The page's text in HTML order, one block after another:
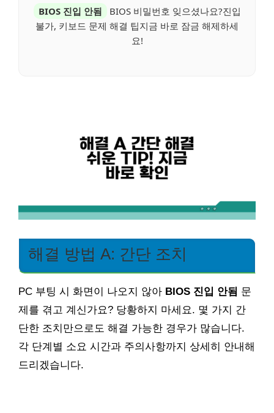
BIOS 진입 안됨
BIOS 비밀번호 잊으셨나요?진입
불가, 키보드 문제 해결 팁지금 바로 잠금 해제하세
요!
해결 방법 A: 간단 조치
PC 부팅 시 화면이 나오지 않아 BIOS 진입 안됨 문
제를 겪고 계신가요? 당황하지 마세요. 몇 가지 간
단한 조치만으로도 해결 가능한 경우가 많습니다.
각 단계별 소요 시간과 주의사항까지 상세히 안내해
드리겠습니다.